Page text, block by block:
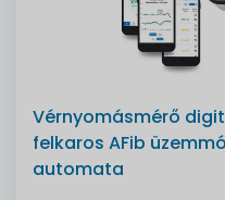
Vérnyomásmérő
felkaros AFib
automata